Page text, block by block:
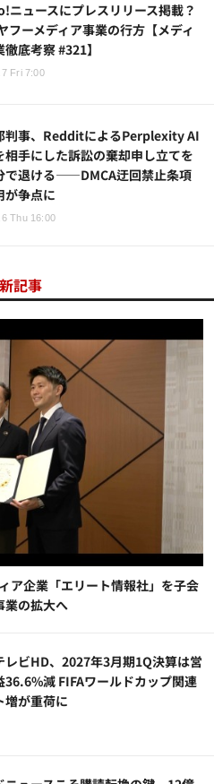
ニュースにプレスリリース掲載？
フーメディア事業の行方【メディ
徹底考察 #321】
Fri 7:00
判事、RedditによるPerplexity AI
相手にした訴訟の棄却申し立てを
で退ける——DMCA迂回禁止条項
が争点に
Thu 16:00
記事
ア企業「エリート情報社」を子会
の拡大へ
レビHD、2027年3月期1Q決算は営
36.6%減 FIFAワールドカップ関連
増が重荷に